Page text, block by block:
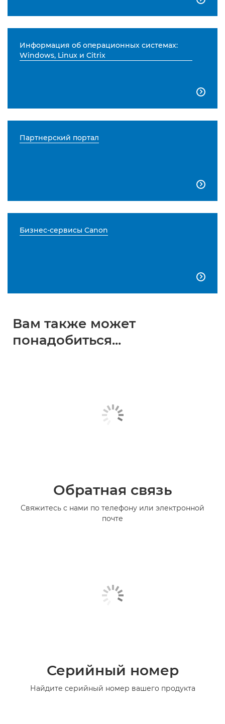
Информация об операционных системах:
Windows, Linux и Citrix

Партнерский портал

Бизнес-сервисы Canon

Вам также может
понадобиться...
Обратная связь
Свяжитесь с нами по телефону или электронной
почте
Серийный номер
Найдите серийный номер вашего продукта